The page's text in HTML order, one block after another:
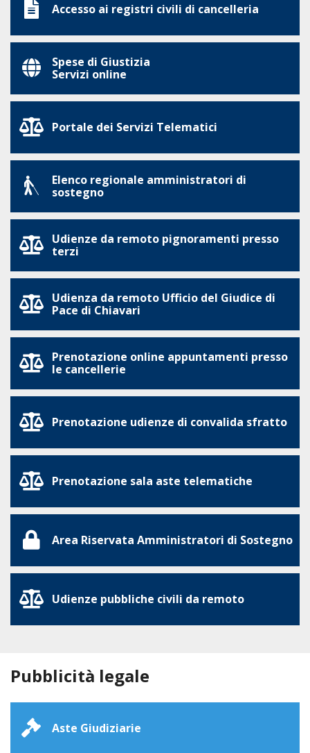
Accesso ai registri civili di cancelleria
Spese di Giustizia
Servizi online
Portale dei Servizi Telematici
Elenco regionale amministratori di
sostegno
Udienze da remoto pignoramenti presso
terzi
Udienza da remoto Ufficio del Giudice di
Pace di Chiavari
Prenotazione online appuntamenti presso
le cancellerie
Prenotazione udienze di convalida sfratto
Prenotazione sala aste telematiche
Area Riservata Amministratori di Sostegno
Udienze pubbliche civili da remoto
Pubblicità legale
Aste Giudiziarie